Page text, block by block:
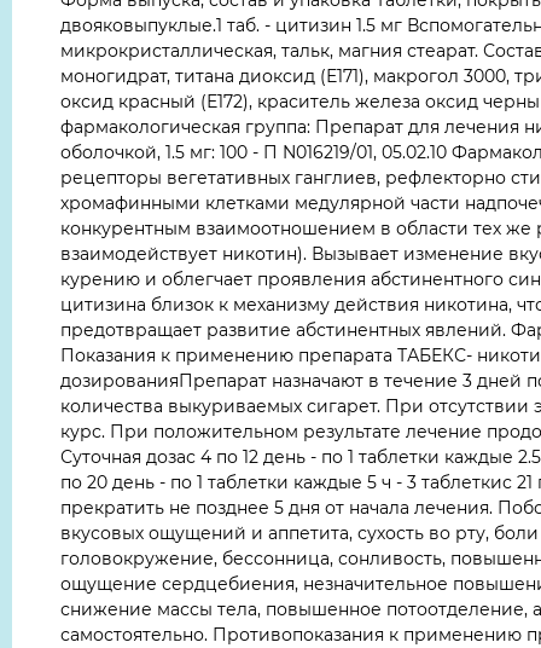
двояковыпуклые.1 таб. - цитизин 1.5 мг
микрокристаллическая, тальк, магния стеарат.
моногидрат, титана диоксид (Е171), макрогол 3000,
оксид красный (Е172), краситель железа оксид
фармакологическая группа: Препарат для
оболочкой, 1.5 мг: 100 - П N016219/01, 05.02.10
рецепторы вегетативных ганглиев, рефлекторно
хромафинными клетками медулярной части
конкурентным взаимоотношением в области тех
взаимодействует никотин). Вызывает изменение
курению и облегчает проявления абстинентного
цитизина близок к механизму действия никотина,
предотвращает развитие абстинентных явлений.
Показания к применению препарата ТАБЕКС-
дозированияПрепарат назначают в течение 3 дней
количества выкуриваемых сигарет. При
курс. При положительном результате лечение
Суточная дозас 4 по 12 день - по 1 таблетки каждые
по 20 день - по 1 таблетки каждые 5 ч - 3 таблеткис
прекратить не позднее 5 дня от начала лечения.
вкусовых ощущений и аппетита, сухость во рту,
головокружение, бессонница, сонливость,
ощущение сердцебиения, незначительное
снижение массы тела, повышенное потоотделение,
самостоятельно. Противопоказания к применению